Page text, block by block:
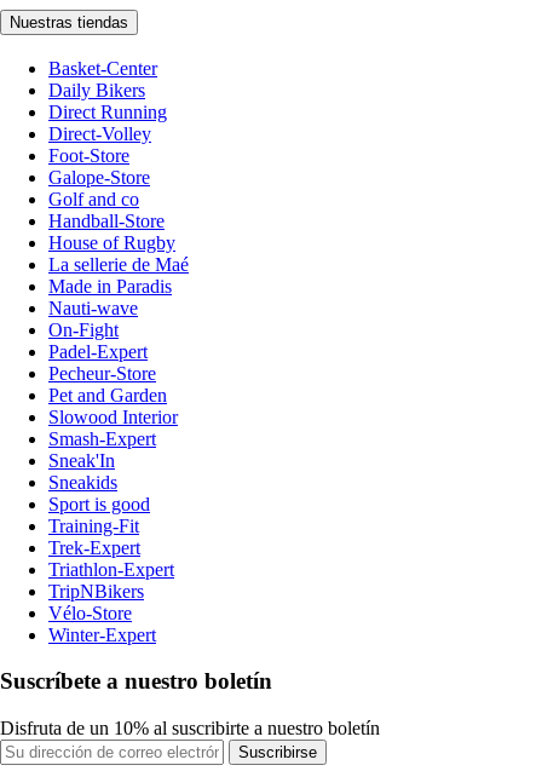
Nuestras tiendas
Basket-Center
Daily Bikers
Direct Running
Direct-Volley
Foot-Store
Galope-Store
Golf and co
Handball-Store
House of Rugby
La sellerie de Maé
Made in Paradis
Nauti-wave
On-Fight
Padel-Expert
Pecheur-Store
Pet and Garden
Slowood Interior
Smash-Expert
Sneak'In
Sneakids
Sport is good
Training-Fit
Trek-Expert
Triathlon-Expert
TripNBikers
Vélo-Store
Winter-Expert
Suscríbete a nuestro boletín
Disfruta de un 10% al suscribirte a nuestro boletín
Suscribirse